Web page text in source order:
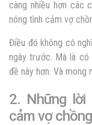
càng nhiều hơn các
nóng tình cảm vợ
Điều đó không có
ngày trước. Mà là có
đề này hơn. Và mong
2. Những lời
cảm vợ